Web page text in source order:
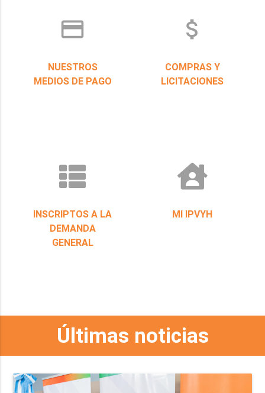
credit_card
NUESTROS
MEDIOS DE PAGO
attach_money
COMPRAS Y
LICITACIONES
INSCRIPTOS A LA
DEMANDA
GENERAL
MI IPVYH
Últimas noticias